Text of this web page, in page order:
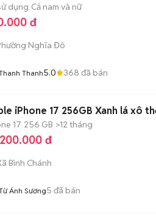
dụng Cả nam và nữ
đ
Nghĩa Đô
Thanh5.0 368 đã bán
iPhone 17 256GB Xanh lá xô
17 256 GB >12 tháng
đ
Bình Chánh
Ánh Sương5 đã bán